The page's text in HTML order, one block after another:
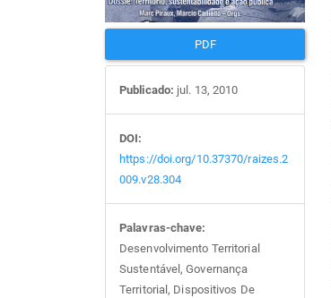
PDF
Publicado: jul. 13, 2010
DOI:
https://doi.org/10.37370/raizes.2
009.v28.304
Palavras-chave:
Desenvolvimento Territorial
Sustentável, Governança
Territorial, Dispositivos De